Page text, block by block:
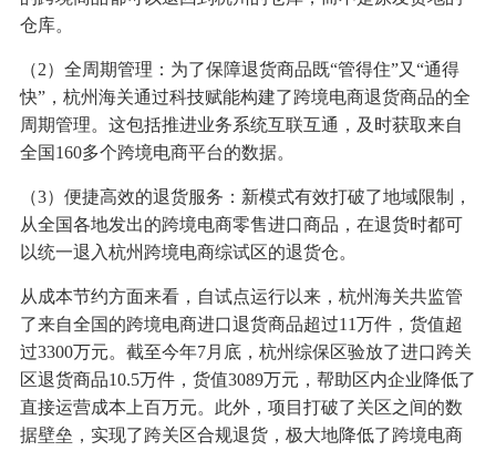
仓库。
（2）全周期管理：为了保障退货商品既“管得住”又“通得
快”，杭州海关通过科技赋能构建了跨境电商退货商品的全
周期管理。这包括推进业务系统互联互通，及时获取来自
全国160多个跨境电商平台的数据。
（3）便捷高效的退货服务：新模式有效打破了地域限制，
从全国各地发出的跨境电商零售进口商品，在退货时都可
以统一退入杭州跨境电商综试区的退货仓。
从成本节约方面来看，自试点运行以来，杭州海关共监管
了来自全国的跨境电商进口退货商品超过11万件，货值超
过3300万元。截至今年7月底，杭州综保区验放了进口跨关
区退货商品10.5万件，货值3089万元，帮助区内企业降低了
直接运营成本上百万元。此外，项目打破了关区之间的数
据壁垒，实现了跨关区合规退货，极大地降低了跨境电商